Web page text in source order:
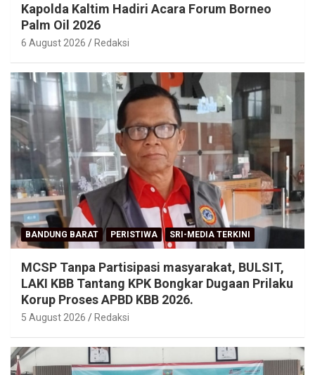
Kapolda Kaltim Hadiri Acara Forum Borneo
Palm Oil 2026
6 August 2026 Redaksi
BANDUNG BARAT PERISTIWA SRI-MEDIA TERKINI
MCSP Tanpa Partisipasi masyarakat, BULSIT,
LAKI KBB Tantang KPK Bongkar Dugaan Prilaku
Korup Proses APBD KBB 2026.
5 August 2026 Redaksi